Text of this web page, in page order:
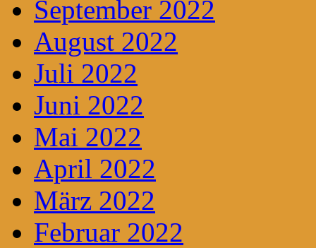
September 2022
August 2022
Juli 2022
Juni 2022
Mai 2022
April 2022
März 2022
Februar 2022